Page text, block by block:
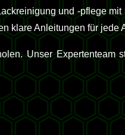
und -pflege
klare Anleitungen für jede
Unser Expertenteam